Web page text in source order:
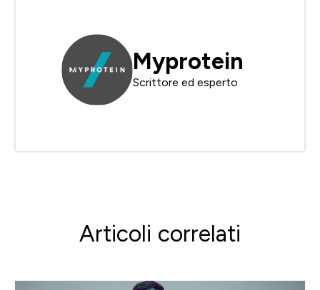
Myprotein
Scrittore ed esperto
Articoli correlati